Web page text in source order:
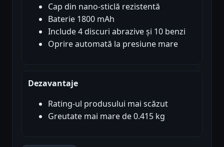
Cap din nano-sticlă rezistentă
Baterie 1800 mAh
Include 4 discuri abrazive și 10 benzi
Oprire automată la presiune mare
Dezavantaje
Rating-ul produsului mai scăzut
Greutate mai mare de 0.415 kg